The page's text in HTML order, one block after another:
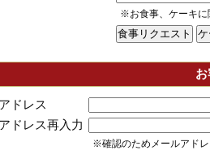
※お食事、ケーキに
ドレス
ドレス再入力
※確認のためメールアド